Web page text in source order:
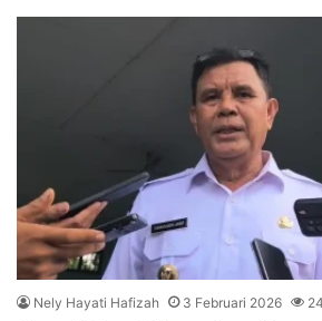
Nely Hayati Hafizah 3 Februari 2026